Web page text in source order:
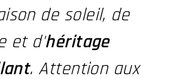
de soleil, de
et d'héritage
. Attention aux